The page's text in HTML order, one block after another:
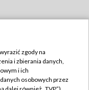
zgody na
i zbierania danych,
i ich
osobowych przez